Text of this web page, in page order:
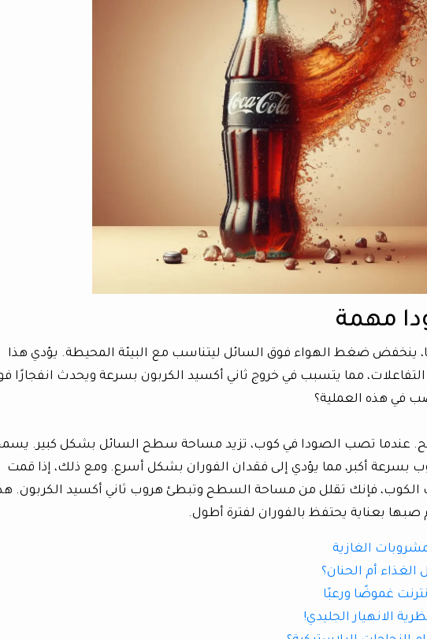
مهمة
ينخفض ​​ضغط الهواء فوق السائل ليتناسب مع البيئة المحيطة. يؤدي هذا
مما يتسبب في خروج ثاني أكسيد الكربون بسرعة ويحدث انفجارًا
في هذه العملية؟
عندما تصب الصودا في كوب، تزيد مساحة سطح السائل بشكل كبير.
بسرعة أكبر، مما يؤدي إلى فقدان الفوران بشكل أسرع. ومع ذلك، إذا قمت
فإنك تقلل من مساحة السطح وتبطئ هروب ثاني أكسيد الكربون.
بعناية يحتفظ بالفوران لفترة أطول.
الغازية
أم الحنان؟
غموضًا ورعبًا
الانهيار الجليدي!